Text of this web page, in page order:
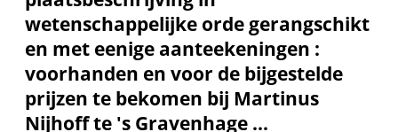
wetenschappelijke orde gerangschikt
en met eenige aanteekeningen :
voorhanden en voor de bijgestelde
prijzen te bekomen bij Martinus
Nijhoff te 's Gravenhage ...